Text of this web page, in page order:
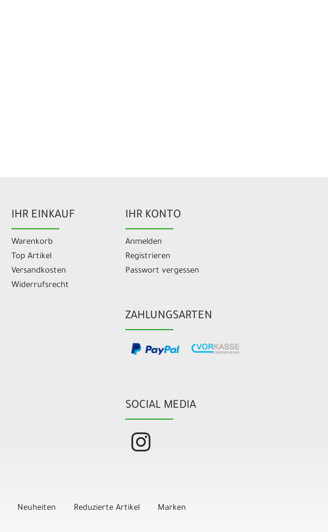
IHR EINKAUF
Warenkorb
Top Artikel
Versandkosten
Widerrufsrecht
IHR KONTO
Anmelden
Registrieren
Passwort vergessen
ZAHLUNGSARTEN
SOCIAL MEDIA
Neuheiten Reduzierte Artikel Marken